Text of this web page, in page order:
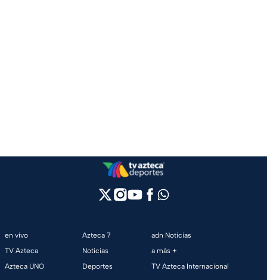
en vivo
TV Azteca
Azteca UNO
Azteca 7
Noticias
Deportes
adn Noticias
a más +
TV Azteca Internacional